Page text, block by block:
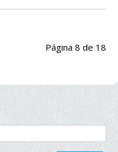
Página 8 de 18